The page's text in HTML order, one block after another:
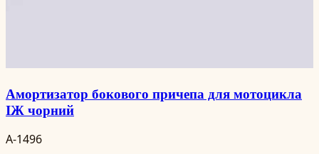
Амортизатор бокового причепа для мотоцикла
ІЖ чорний
A-1496